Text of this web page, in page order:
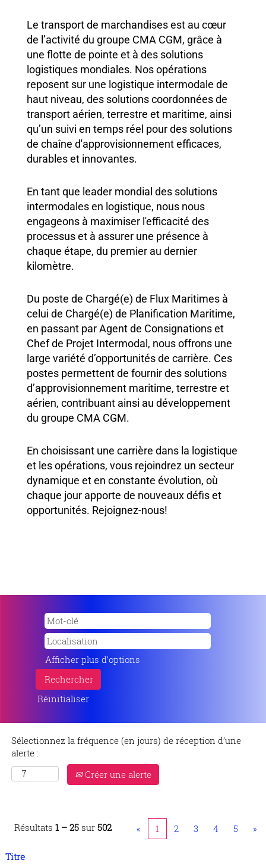
Le transport de marchandises est au cœur
de l’activité du groupe CMA CGM, grâce à
une flotte de pointe et à des solutions
logistiques mondiales. Nos opérations
reposent sur une logistique intermodale de
haut niveau, des solutions coordonnées de
transport aérien, terrestre et maritime, ainsi
qu’un suivi en temps réel pour des solutions
de chaîne d'approvisionnement efficaces,
durables et innovantes.
En tant que leader mondial des solutions
intermodales en logistique, nous nous
engageons à maximiser l'efficacité des
processus et à assurer une présence à
chaque étape, du premier au dernier
kilomètre.
Du poste de Chargé(e) de Flux Maritimes à
celui de Chargé(e) de Planification Maritime,
en passant par Agent de Consignations et
Chef de Projet Intermodal, nous offrons une
large variété d’opportunités de carrière. Ces
postes permettent de fournir des solutions
d’approvisionnement maritime, terrestre et
aérien, contribuant ainsi au développement
du groupe CMA CGM.
En choisissant une carrière dans la logistique
et les opérations, vous rejoindrez un secteur
dynamique et en constante évolution, où
chaque jour apporte de nouveaux défis et
opportunités. Rejoignez-nous!
Afficher plus d’options
Réinitialiser
Sélectionnez la fréquence (en jours) de réception d’une
alerte :
Créer une alerte
Résultats 1 – 25 sur 502 « 1 2 3 4 5 »
Titre